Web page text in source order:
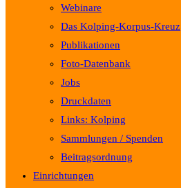
Webinare
Das Kolping-Korpus-Kreuz
Publikationen
Foto-Datenbank
Jobs
Druckdaten
Links: Kolping
Sammlungen / Spenden
Beitragsordnung
Einrichtungen